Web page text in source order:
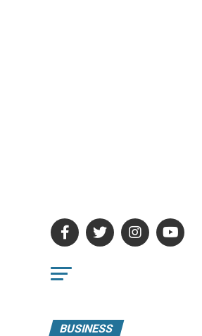
BUSINESS